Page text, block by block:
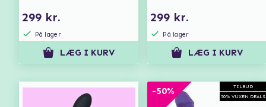
299 kr.
På lager
LÆG I KURV
299 kr.
På lager
LÆG I KURV
TILBUD
50% VUXEN DEALS
-50%